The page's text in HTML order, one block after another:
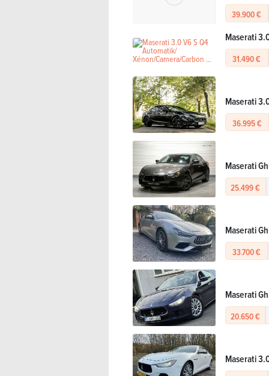
39.900 €
Maserati
31.490 €
Maserati
36.995 €
Maserati
25.499 €
Maserati
33.700 €
Maserati
20.650 €
Maserati